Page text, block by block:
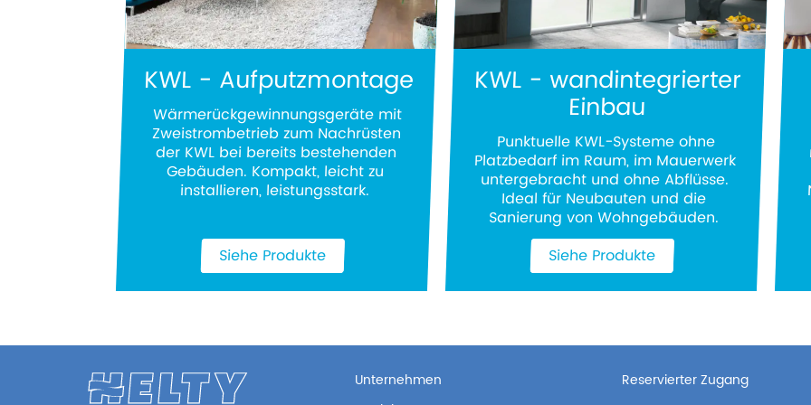
KWL - Aufputzmontage
Wärmerückgewinnungsgeräte mit
Zweistrombetrieb zum Nachrüsten
der KWL bei bereits bestehenden
Gebäuden. Kompakt, leicht zu
installieren, leistungsstark.
Siehe Produkte
KWL - wandintegrierter
Einbau
Punktuelle KWL-Systeme ohne
Platzbedarf im Raum, im Mauerwerk
untergebracht und ohne Abflüsse.
Ideal für Neubauten und die
Sanierung von Wohngebäuden.
Siehe Produkte
Unternehmen
Reservierter Zugang